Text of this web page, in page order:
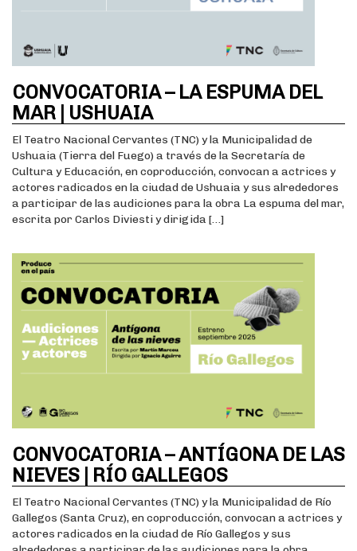
CONVOCATORIA – LA ESPUMA DEL
MAR | USHUAIA
El Teatro Nacional Cervantes (TNC) y la Municipalidad de
Ushuaia (Tierra del Fuego) a través de la Secretaría de
Cultura y Educación, en coproducción, convocan a actrices y
actores radicados en la ciudad de Ushuaia y sus alrededores
a participar de las audiciones para la obra La espuma del mar,
escrita por Carlos Diviesti y dirigida […]
CONVOCATORIA – ANTÍGONA DE LAS
NIEVES | RÍO GALLEGOS
El Teatro Nacional Cervantes (TNC) y la Municipalidad de Río
Gallegos (Santa Cruz), en coproducción, convocan a actrices y
actores radicados en la ciudad de Río Gallegos y sus